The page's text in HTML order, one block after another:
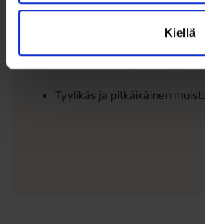
Kiellä
Täydellinen kastelahja,
Tyylikäs ja pitkäikäinen